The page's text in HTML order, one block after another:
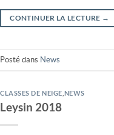
CONTINUER LA LECTURE →
Posté dans News
CLASSES DE NEIGE NEWS
Leysin 2018